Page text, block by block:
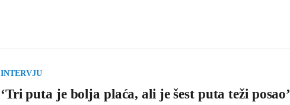
INTERVJU
‘Tri puta je bolja plaća, ali je šest puta teži posao’